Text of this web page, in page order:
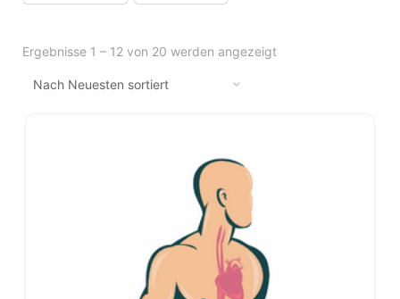
Ergebnisse 1 – 12 von 20 werden angezeigt